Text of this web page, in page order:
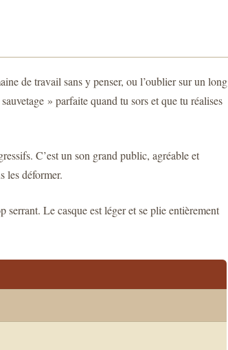
de travail sans y penser, ou l’oublier sur un long
» parfaite quand tu sors et que tu réalises
C’est un son grand public, agréable et
les déformer.
serrant. Le casque est léger et se plie entièrement